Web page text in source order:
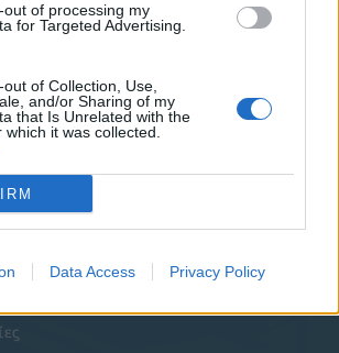
out of processing my
for Targeted Advertising.
of Collection, Use,
and/or Sharing of my
that Is Unrelated with the
it was collected.
Data Access Privacy Policy